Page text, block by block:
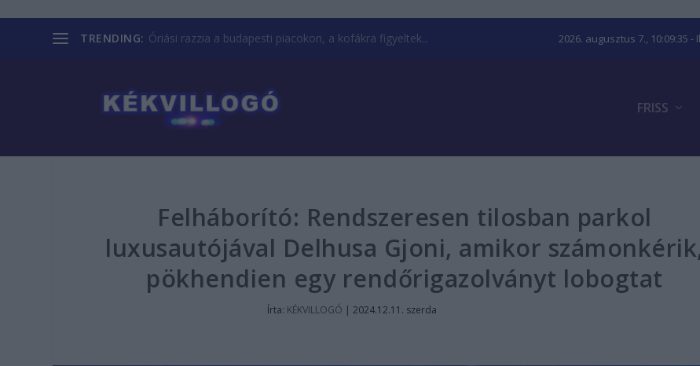
TRENDING: Óriási razzia a budapesti piacokon, a kofákra figyeltek... 2026. augusztus 7., 10:09:36 -
FRISS
Felháborító: Rendszeresen tilosban parkol
luxusautójával Delhusa Gjoni, amikor
pökhendien egy rendőrigazolványt lobogtat
Írta: KÉKVILLOGÓ |2024.12.11. szerda